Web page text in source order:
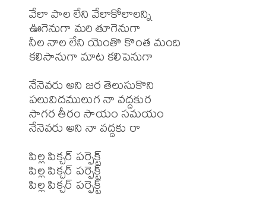
వేలా పాల లేని వేలాకోలాలన్ని
ఊగెనుగా మరి తూగెనుగా
నీల నాల లేని యెంతొ కొంత మంది
కలిసానుగా మాట కలిపెనుగా
నేనెవరు అని జర తెలుసుకొని
పలువిదములుగ నా వద్దకుర
సాగర తీరం సాయం సమయం
నేనెవరు అని నా వద్దకు రా
పిల్ల పిక్చర్ పర్ఫెక్ట్
పిల్ల పిక్చర్ పర్ఫెక్ట్
పిల్ల పిక్చర్ పర్ఫెక్ట్